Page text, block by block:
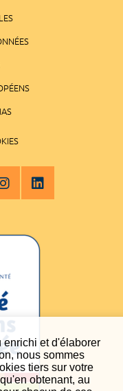
enrichi et d'élaborer
nous sommes
tiers sur votre
obtenant, au